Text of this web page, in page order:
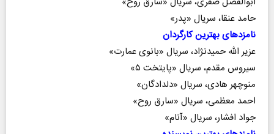
حامد عنقا، سریال «پدر»
نامزد‌های بهترین کارگردان
عزیر الله حمیدنژاد، سریال «بانوی عمارت»
سیروس مقدم، سریال «پایتخت ۵»
منوچهر هادی، سریال «دلدادگان»
احمد معظمی، سریال «سارق روح»
جواد افشار، سریال «آنام»